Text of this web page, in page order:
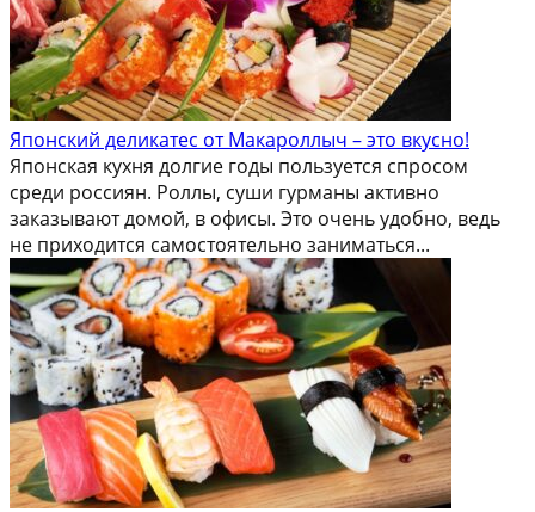
Японский деликатес от Макароллыч – это вкусно!
Японская кухня долгие годы пользуется спросом
среди россиян. Роллы, суши гурманы активно
заказывают домой, в офисы. Это очень удобно, ведь
не приходится самостоятельно заниматься...